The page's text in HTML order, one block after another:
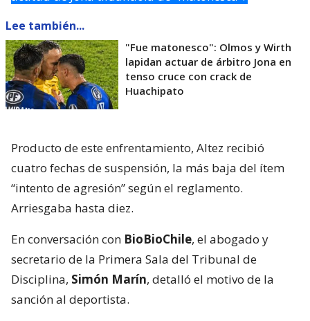
Lee también...
"Fue matonesco": Olmos y Wirth
lapidan actuar de árbitro Jona en
tenso cruce con crack de
Huachipato
Producto de este enfrentamiento, Altez recibió
cuatro fechas de suspensión, la más baja del ítem
“intento de agresión” según el reglamento.
Arriesgaba hasta diez.
En conversación con BioBioChile, el abogado y
secretario de la Primera Sala del Tribunal de
Disciplina, Simón Marín, detalló el motivo de la
sanción al deportista.